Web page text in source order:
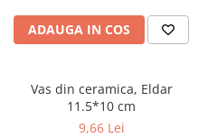
Wisteria
Capete flori
Cap orhidee phalaenopsis
Crengi decorative
ADAUGA IN COS
Vas din ceramica, Eldar
11.5*10 cm
9,66 Lei